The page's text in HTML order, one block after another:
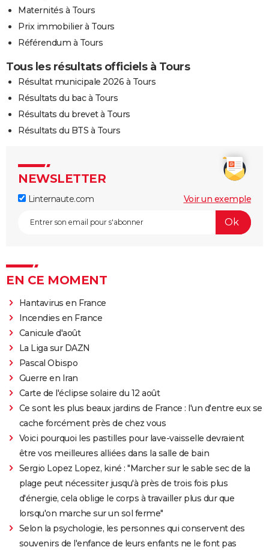
Maternités à Tours
Prix immobilier à Tours
Référendum à Tours
Tous les résultats officiels à Tours
Résultat municipale 2026 à Tours
Résultats du bac à Tours
Résultats du brevet à Tours
Résultats du BTS à Tours
NEWSLETTER
Linternaute.com Voir un exemple
EN CE MOMENT
Hantavirus en France
Incendies en France
Canicule d'août
La Liga sur DAZN
Pascal Obispo
Guerre en Iran
Carte de l'éclipse solaire du 12 août
Ce sont les plus beaux jardins de France : l'un d'entre eux se
cache forcément près de chez vous
Voici pourquoi les pastilles pour lave-vaisselle devraient
être vos meilleures alliées dans la salle de bain
Sergio Lopez Lopez, kiné : "Marcher sur le sable sec de la
plage peut nécessiter jusqu'à près de trois fois plus
d'énergie, cela oblige le corps à travailler plus dur que
lorsqu'on marche sur un sol ferme"
Selon la psychologie, les personnes qui conservent des
souvenirs de l'enfance de leurs enfants ne le font pas